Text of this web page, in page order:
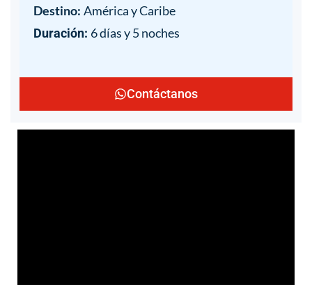
Destino: América y Caribe
Duración: 6 días y 5 noches
Contáctanos